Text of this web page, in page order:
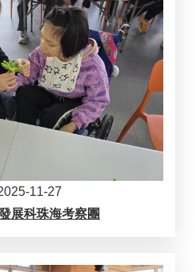
11-27
展科珠海考察團